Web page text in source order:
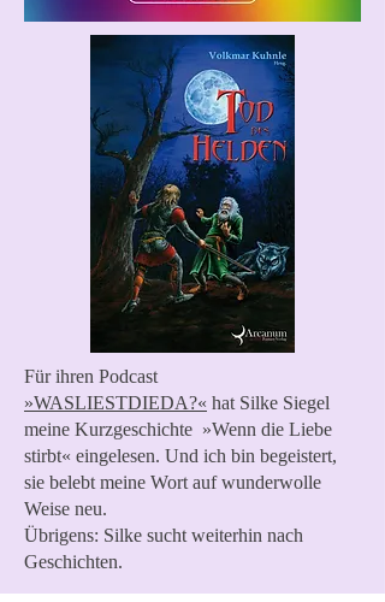
Für ihren Podcast
»WASLIESTDIEDA?« hat Silke Siegel
meine Kurzgeschichte »Wenn die Liebe
stirbt« eingelesen. Und ich bin begeistert,
sie belebt meine Wort auf wunderwolle
Weise neu.
Übrigens: Silke sucht weiterhin nach
Geschichten.